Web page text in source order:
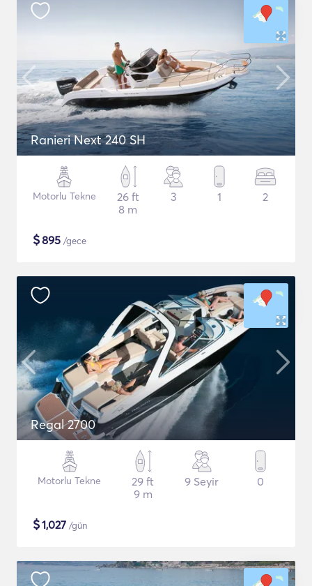
Ranieri Next 240 SH
Motorlu Tekne
26 ft
8 m
3 1 2
$895 /gece
Regal 2700
Motorlu Tekne
29 ft
9 m
9 Seyir 0
$1,027 /gün